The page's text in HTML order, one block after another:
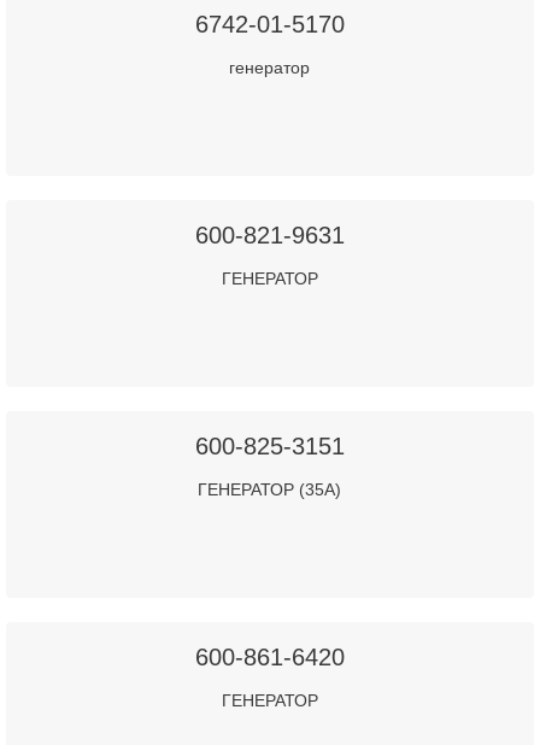
6742-01-5170
генератор
600-821-9631
ГЕНЕРАТОР
600-825-3151
ГЕНЕРАТОР (35А)
600-861-6420
ГЕНЕРАТОР